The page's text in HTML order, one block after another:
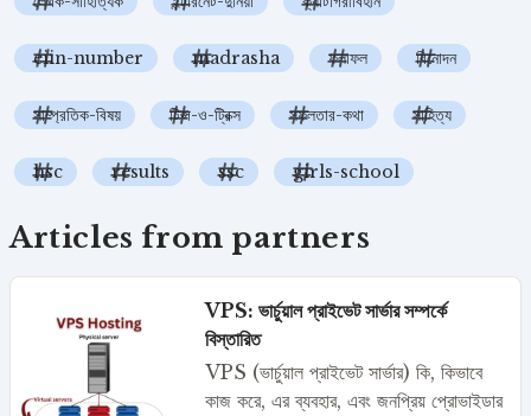
eiin-number madrasha ফলাফল বিনোদন
সাম্প্রতিক-বিষয় টিপ্স-ও-ট্রিক্স সফলতার-কথা সাহিত্য
hsc results ssc girls-school
Articles from partners
VPS: ভার্চুয়াল প্রাইভেট সার্ভার সম্পর্কে
বিস্তারিত
VPS (ভার্চুয়াল প্রাইভেট সার্ভার) কি, কিভাবে
কাজ করে, এর ব্যবহার, এবং জনপ্রিয় প্রোভাইডার